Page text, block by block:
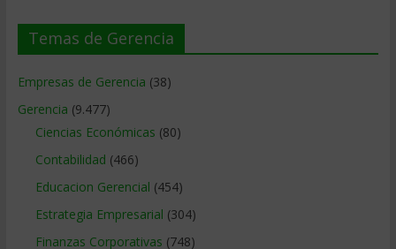
Temas de Gerencia
Empresas de Gerencia (38)
Gerencia (9.477)
Ciencias Económicas (80)
Contabilidad (466)
Educacion Gerencial (454)
Estrategia Empresarial (304)
Finanzas Corporativas (748)